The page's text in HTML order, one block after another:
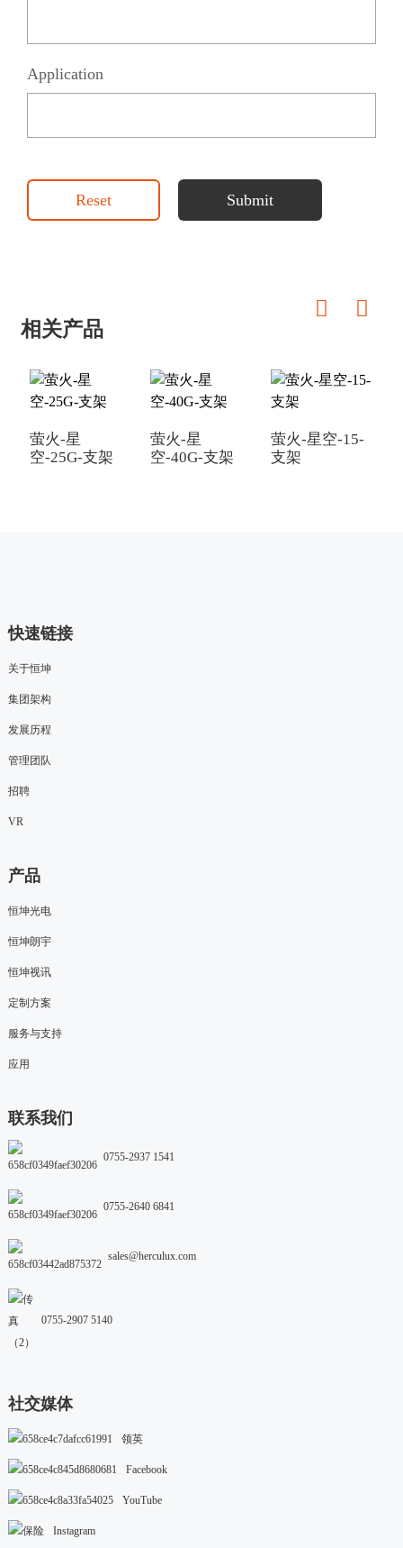
Application
Reset Submit
相关产品
萤火-星
空-25G-支架
萤火-星
空-40G-支架
萤火-星空-15-
支架
快速链接
关于恒坤
集团架构
发展历程
管理团队
招聘
VR
产品
恒坤光电
恒坤朗宇
恒坤视讯
定制方案
服务与支持
应用
联系我们
0755-2937 1541
0755-2640 6841
sales@herculux.com
0755-2907 5140
社交媒体
领英
Facebook
YouTube
Instagram